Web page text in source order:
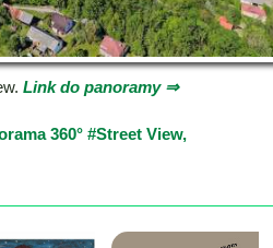
Link do panoramy ⇒
360° #Street View,